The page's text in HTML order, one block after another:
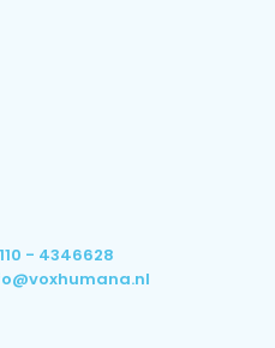
- 4346628